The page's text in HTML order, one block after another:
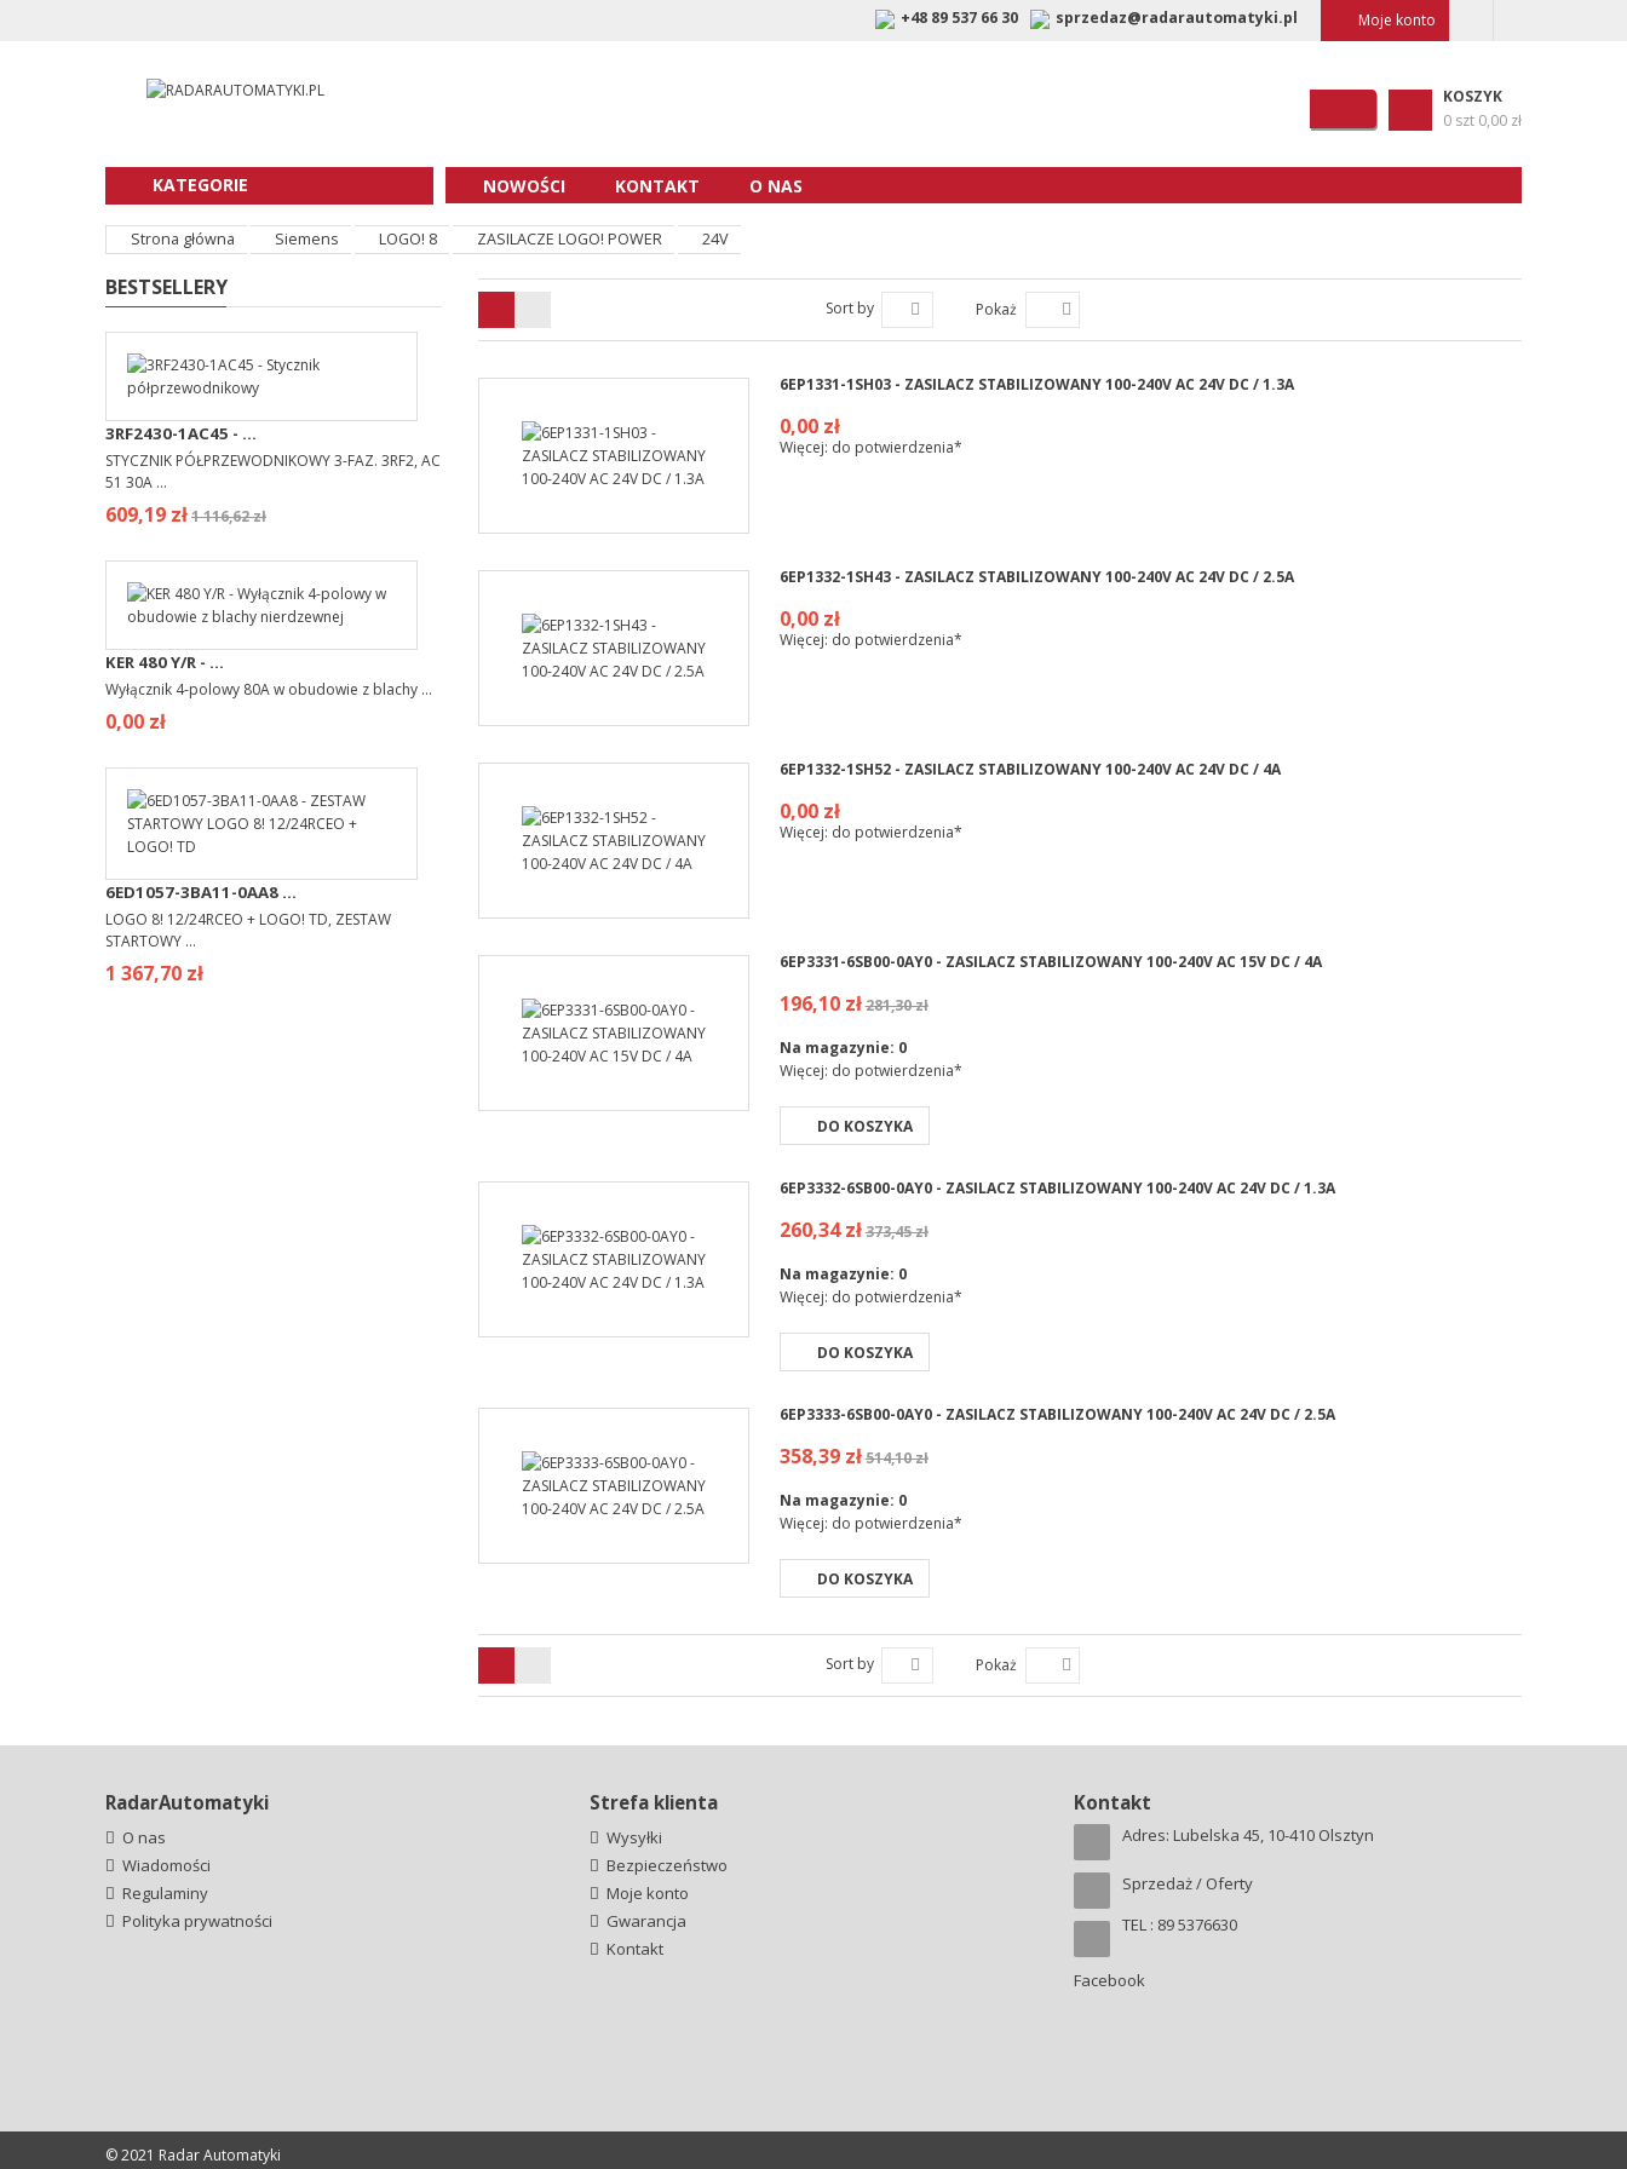
+48 89 537 66 30 sprzedaz@radarautomatyki.pl Moje konto
KOSZYK
0 szt 0,00 zł
KATEGORIE NOWOŚCI KONTAKT O NAS
Strona główna Siemens LOGO! 8 ZASILACZE LOGO! POWER 24V
BESTSELLERY
3RF2430-1AC45 - ...
STYCZNIK PÓŁPRZEWODNIKOWY 3-FAZ. 3RF2, AC
51 30A ...
609,19 zł1 116,62 zł
KER 480 Y/R - ...
Wyłącznik 4-polowy 80A w obudowie z blachy ...
0,00 zł
6ED1057-3BA11-0AA8 ...
LOGO 8! 12/24RCEO + LOGO! TD, ZESTAW
STARTOWY ...
1 367,70 zł
Sort by Pokaż
6EP1331-1SH03 - ZASILACZ STABILIZOWANY 100-240V AC 24V DC / 1.3A
0,00 zł
Więcej: do potwierdzenia*
6EP1332-1SH43 - ZASILACZ STABILIZOWANY 100-240V AC 24V DC / 2.5A
0,00 zł
Więcej: do potwierdzenia*
6EP1332-1SH52 - ZASILACZ STABILIZOWANY 100-240V AC 24V DC / 4A
0,00 zł
Więcej: do potwierdzenia*
6EP3331-6SB00-0AY0 - ZASILACZ STABILIZOWANY 100-240V AC 15V DC / 4A
196,10 zł281,30 zł
Na magazynie: 0
Więcej: do potwierdzenia*
DO KOSZYKA
6EP3332-6SB00-0AY0 - ZASILACZ STABILIZOWANY 100-240V AC 24V DC / 1.3A
260,34 zł373,45 zł
Na magazynie: 0
Więcej: do potwierdzenia*
DO KOSZYKA
6EP3333-6SB00-0AY0 - ZASILACZ STABILIZOWANY 100-240V AC 24V DC / 2.5A
358,39 zł514,10 zł
Na magazynie: 0
Więcej: do potwierdzenia*
DO KOSZYKA
Sort by Pokaż
RadarAutomatyki
O nas
Wiadomości
Regulaminy
Polityka prywatności
Strefa klienta
Wysyłki
Bezpieczeństwo
Moje konto
Gwarancja
Kontakt
Kontakt
Adres: Lubelska 45, 10-410 Olsztyn
Sprzedaż / Oferty
TEL : 89 5376630
Facebook
© 2021 Radar Automatyki